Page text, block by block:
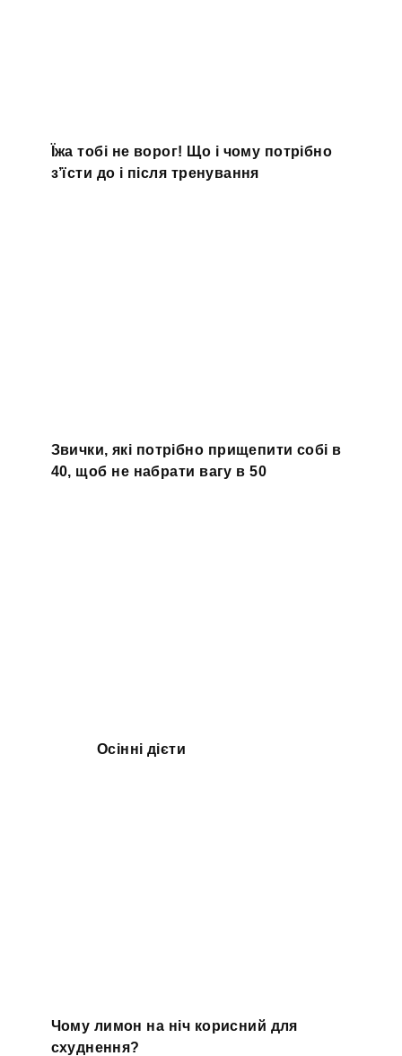
Їжа тобі не ворог! Що і чому потрібно
з’їсти до і після тренування
Звички, які потрібно прищепити собі в
40, щоб не набрати вагу в 50
Осінні дієти
Чому лимон на ніч корисний для
схуднення?